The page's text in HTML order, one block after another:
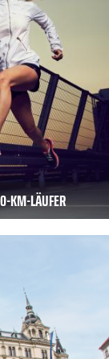
KM-LÄUFER